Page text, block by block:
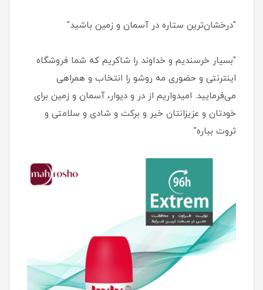
"درخشان‌ترین ستاره در آسمان و زمین باشید"
"بسیار خرسندیم و خداوند را شاکریم که شما فروشگاه
اینترنتی و حضوری مه روشو را انتخاب و همراهی
می‌فرمایید. امیدواریم از در و دیوار، آسمان و زمین برای
خودتان و عزیزانتان خیر و برکت و شادی و سلامتی و
ثروت بباره"